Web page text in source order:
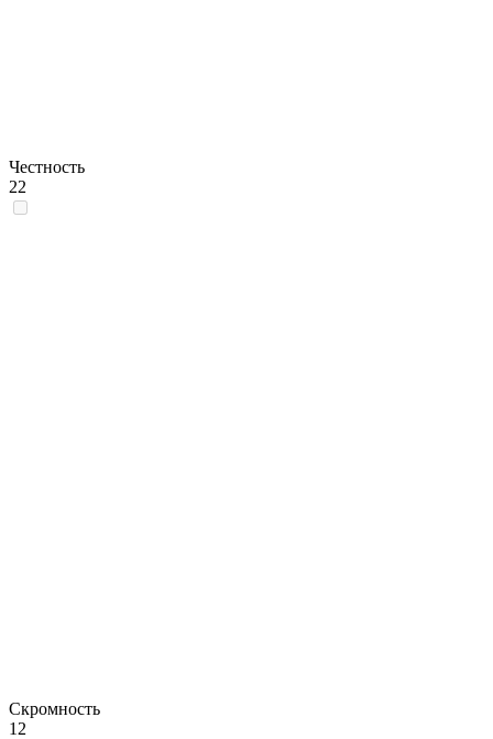
Честность
22
Скромность
12